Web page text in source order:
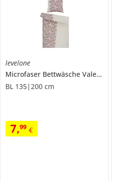
levelone
Microfaser Bettwäsche Valentin Flower
BL 135|200 cm
7,99 €